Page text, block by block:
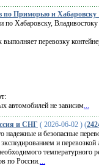
по Приморью и
по Хабаровску,
перевозку
автомобилей не зависим...
и СНГ ( 2026-06-02 ) (
и безопасные
экспедированием и
температурного
по России....